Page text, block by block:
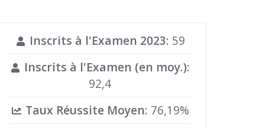
Inscrits à l'Examen 2023: 59
Inscrits à l'Examen (en moy.):
92,4
Taux Réussite Moyen: 76,19%